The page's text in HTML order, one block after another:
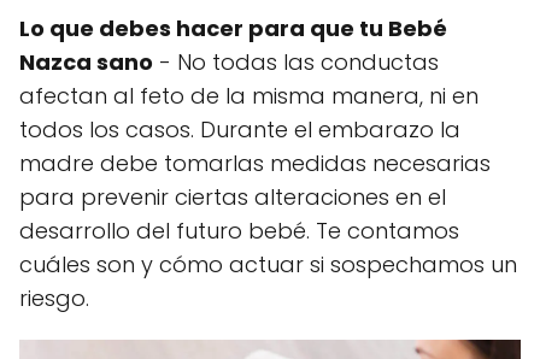
Lo que debes hacer para que tu Bebé
Nazca sano - No todas las conductas
afectan al feto de la misma manera, ni en
todos los casos. Durante el embarazo la
madre debe tomarlas medidas necesarias
para prevenir ciertas alteraciones en el
desarrollo del futuro bebé. Te contamos
cuáles son y cómo actuar si sospechamos un
riesgo.